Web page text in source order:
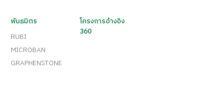
พันธมิตร
RUBI
MICROBAN
GRAPHENSTONE
โครงการอ้างอิง
360